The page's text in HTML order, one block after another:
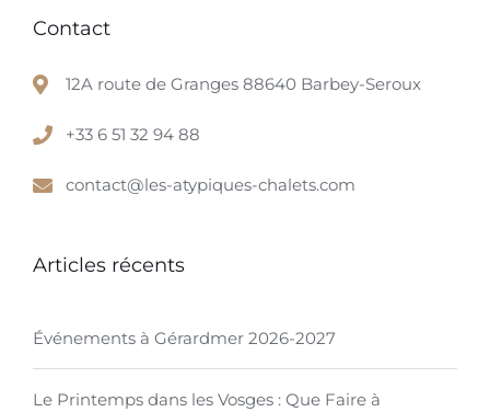
Contact
12A route de Granges 88640 Barbey-Seroux
+33 6 51 32 94 88
contact@les-atypiques-chalets.com
Articles récents
Événements à Gérardmer 2026-2027
Le Printemps dans les Vosges : Que Faire à